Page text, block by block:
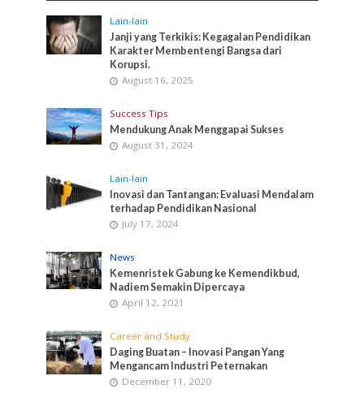
Lain-lain
Janji yang Terkikis: Kegagalan Pendidikan
Karakter Membentengi Bangsa dari
Korupsi.
August 16, 2025
Success Tips
Mendukung Anak Menggapai Sukses
August 31, 2024
Lain-lain
Inovasi dan Tantangan: Evaluasi Mendalam
terhadap Pendidikan Nasional
July 17, 2024
News
Kemenristek Gabung ke Kemendikbud,
Nadiem Semakin Dipercaya
April 12, 2021
Career and Study
Daging Buatan – Inovasi Pangan Yang
Mengancam Industri Peternakan
December 11, 2020